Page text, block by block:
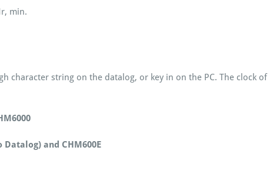
min.
character string on the datalog, or key in on the PC. The clock of
and CHM600E